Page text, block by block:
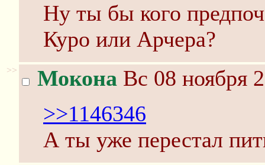
Ну ты бы кого
Куро или Арчера?
>> Мокона Вс 08 ноября
>>1146346
А ты уже перестал